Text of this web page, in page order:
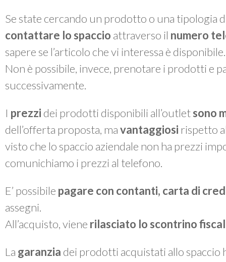
Se state cercando un prodotto o una tipologia
contattare lo spaccio attraverso il numero
sapere se l’articolo che vi interessa è disponibile.
Non è possibile, invece, prenotare i prodotti e
successivamente.
I prezzi dei prodotti disponibili all’outletsono
dell’offerta proposta, mavantaggiosi rispetto
visto che lo spaccio aziendale non ha prezzi
comunichiamo i prezzi al telefono.
E’ possibile pagare con contanti, carta di
assegni.
All’acquisto, viene rilasciato lo scontrino
La garanzia dei prodotti acquistati allo spaccio